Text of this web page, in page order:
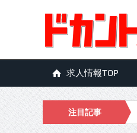
求人情報TOP
注目記事